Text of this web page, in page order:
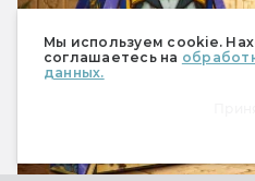
Мы используем cookie.
соглашаетесь на
данных.